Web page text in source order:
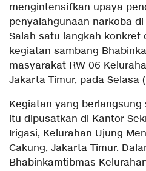
mengintensifkan upaya
penyalahgunaan narkoba
Salah satu langkah konkret
kegiatan sambang
masyarakat RW 06
Jakarta Timur, pada Selasa
Kegiatan yang berlangsung
itu dipusatkan di Kantor
Irigasi, Kelurahan Ujung
Cakung, Jakarta Timur.
Bhabinkamtibmas